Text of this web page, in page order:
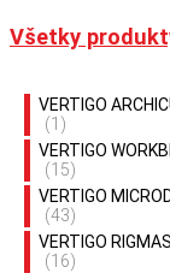
Všetky
VERTIGO
(1)
VERTIGO
(15)
VERTIGO
(43)
VERTIGO
(16)